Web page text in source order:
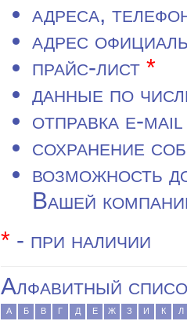
адреса,
адрес
прайс-лист *
данные по
отправка e-
сохранение
возможность
Вашей
* - при наличии
Алфавитный
А Б В Г Д Е Ж З И К Л